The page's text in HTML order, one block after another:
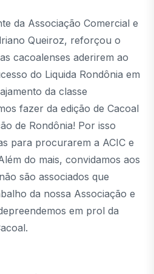
da Associação Comercial e
Queiroz, reforçou o
cacoalenses aderirem ao
do Liquida Rondônia em
da classe
fazer da edição de Cacoal
de Rondônia! Por isso
para procurarem a ACIC e
do mais, convidamos aos
são associados que
da nossa Associação e
em prol da